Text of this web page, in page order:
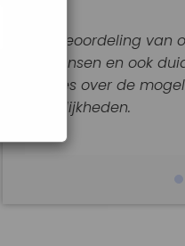
van onze
duidelijk en